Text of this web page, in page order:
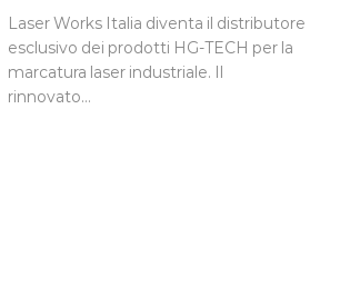
Laser Works Italia diventa il distributore
esclusivo dei prodotti HG-TECH per la
marcatura laser industriale. Il
rinnovato…